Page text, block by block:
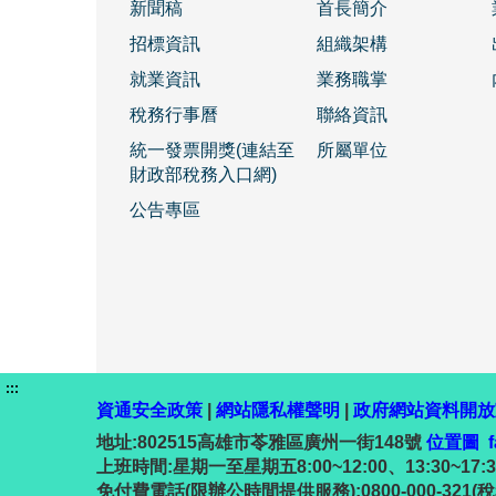
新聞稿
招標資訊
就業資訊
稅務行事曆
統一發票開獎(連結至
財政部稅務入口網)
公告專區
首長簡介
組織架構
業務職掌
聯絡資訊
所屬單位
:::
資通安全政策 網站隱私權聲明
政府網站資料開
地址:802515高雄市苓雅區廣州一街148號 位置圖
上班時間:星期一至星期五8:00~12:00、
免付費電話(限辦公時間提供服務):0800-000-321(